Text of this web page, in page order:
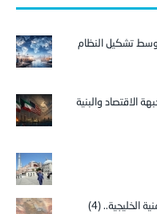
تشكيل النظام
الاقتصاد والبنية
الخليجية.. (4)